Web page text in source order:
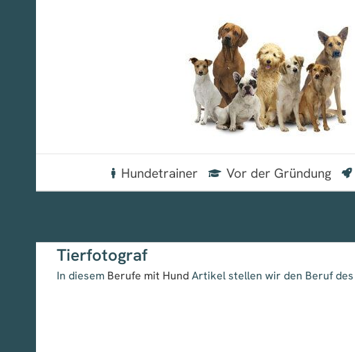
Hundetrainer Vor der Gründung
Tierfotograf
In diesem Berufe mit HundArtikel stellen wir den Beruf des